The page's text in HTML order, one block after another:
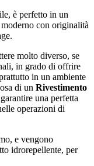
è perfetto in un
con originalità
molto diverso, se
in grado di offrire
in un ambiente
di un Rivestimento
una perfetta
operazioni di
e vengono
idrorepellente, per